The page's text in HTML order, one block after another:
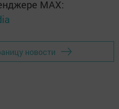
MАХ:
новости